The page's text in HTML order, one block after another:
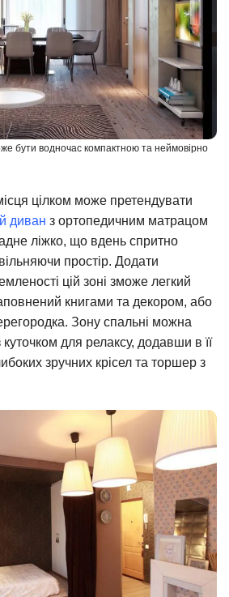
бути водночас компактною та неймовірно
цілком може претендувати
диван з ортопедичним матрацом
ліжко, що вдень спритно
простір. Додати
цій зоні зможе легкий
книгами та декором, або
Зону спальні можна
для релаксу, додавши в її
зручних крісел та торшер з